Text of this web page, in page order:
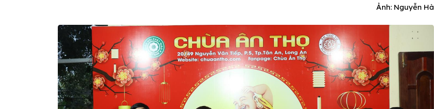
Ảnh: Nguyễn Hà